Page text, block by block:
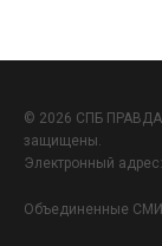
© 2026 СПБ ПРАВДА
защищены.
Электронный адрес:
Объединенные